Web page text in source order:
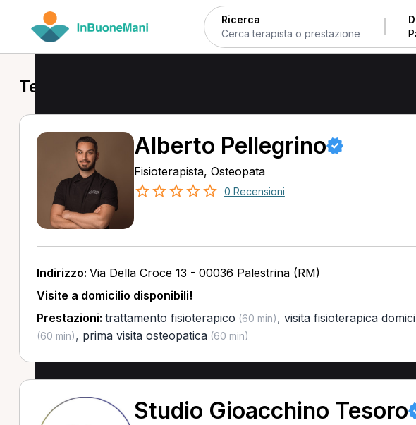
Ricerca
Terapisti a Palestrina
Alberto Pellegrino
Fisioterapista, Osteopata
0 Recensioni
Indirizzo: Via Della Croce 13 - 00036 Palestrina (RM)
Visite a domicilio disponibili!
Prestazioni: trattamento fisioterapico (60 min), visita fisioterapica
(60 min), prima visita osteopatica(60 min)
Studio Gioacchino Tesoro